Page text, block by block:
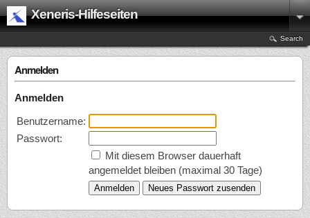
Xeneris-Hilfeseiten
Search
Anmelden
Anmelden
Benutzername:
Passwort:
Mit diesem Browser dauerhaft
angemeldet bleiben (maximal 30 Tage)